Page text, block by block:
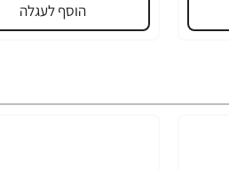
הוסף לעגלה